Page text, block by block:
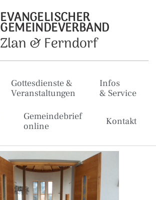
EVANGELISCHER
GEMEINDEVERBAND
Zlan & Ferndorf
Gottesdienste &
Veranstaltungen
Infos
& Service
Gemeindebrief
online
Kontakt